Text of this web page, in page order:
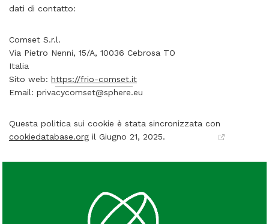
dati di contatto:
Comset S.r.l.
Via Pietro Nenni, 15/A, 10036 Cebrosa TO
Italia
Sito web: https://frio-comset.it
Email: privacycomset@sphere.eu
Questa politica sui cookie è stata sincronizzata con
cookiedatabase.org il Giugno 21, 2025.